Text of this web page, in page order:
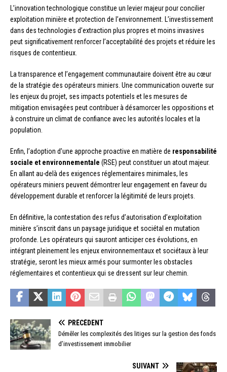
L’innovation technologique constitue un levier majeur pour concilier
exploitation minière et protection de l’environnement. L’investissement
dans des technologies d’extraction plus propres et moins invasives
peut significativement renforcer l’acceptabilité des projets et réduire les
risques de contentieux.
La transparence et l’engagement communautaire doivent être au cœur
de la stratégie des opérateurs miniers. Une communication ouverte sur
les enjeux du projet, ses impacts potentiels et les mesures de
mitigation envisagées peut contribuer à désamorcer les oppositions et
à construire un climat de confiance avec les autorités locales et la
population.
Enfin, l’adoption d’une approche proactive en matière de responsabilité
sociale et environnementale (RSE) peut constituer un atout majeur.
En allant au-delà des exigences réglementaires minimales, les
opérateurs miniers peuvent démontrer leur engagement en faveur du
développement durable et renforcer la légitimité de leurs projets.
En définitive, la contestation des refus d’autorisation d’exploitation
minière s’inscrit dans un paysage juridique et sociétal en mutation
profonde. Les opérateurs qui sauront anticiper ces évolutions, en
intégrant pleinement les enjeux environnementaux et sociétaux à leur
stratégie, seront les mieux armés pour surmonter les obstacles
réglementaires et contentieux qui se dressent sur leur chemin.
PRÉCÉDENT
Démêler les complexités des litiges sur la gestion des fonds
d’investissement immobilier
SUIVANT